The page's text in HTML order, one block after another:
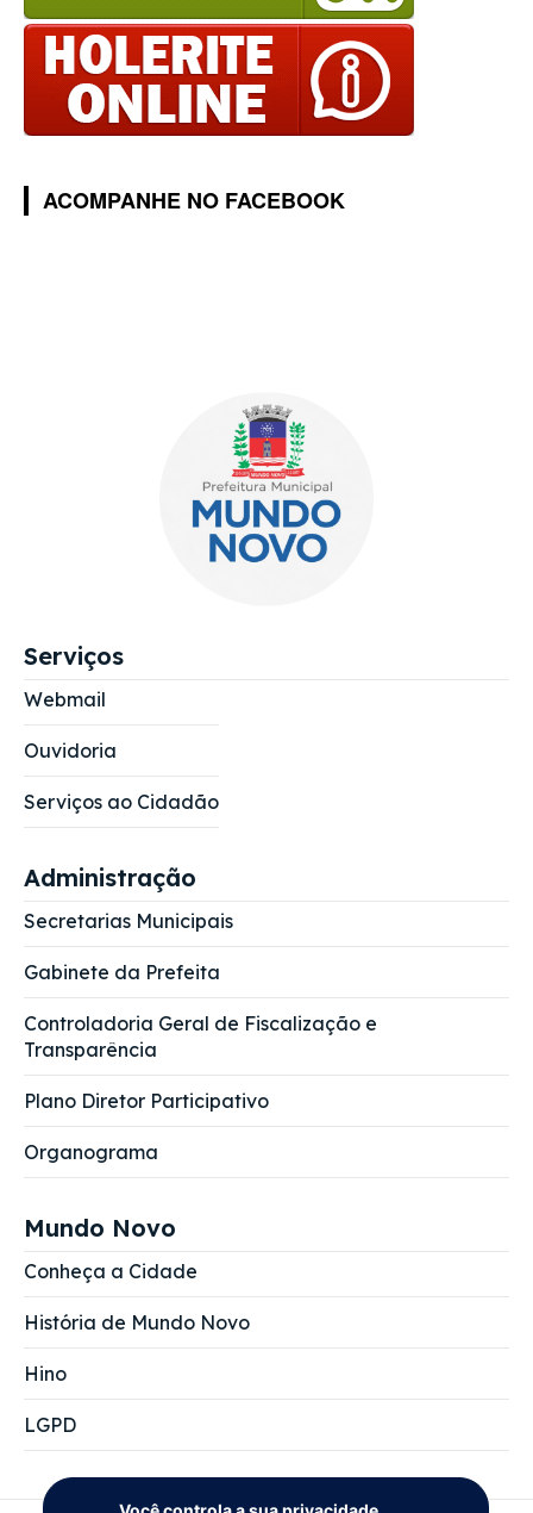
ACOMPANHE NO FACEBOOK
Serviços
Webmail
Ouvidoria
Serviços ao Cidadão
Administração
Secretarias Municipais
Gabinete da Prefeita
Controladoria Geral de Fiscalização e
Transparência
Plano Diretor Participativo
Organograma
Mundo Novo
Conheça a Cidade
História de Mundo Novo
Hino
LGPD